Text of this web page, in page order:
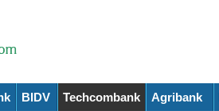
BIDV Techcombank Agribank